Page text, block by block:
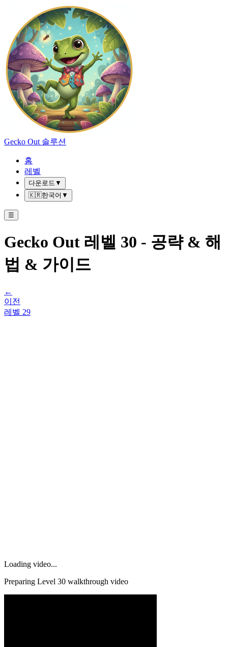
Gecko Out 솔루션
홈
레벨
다운로드 ▼
🇰🇷한국어 ▼
☰
Gecko Out 레벨 30 - 공략 & 해
법 & 가이드
←
이전
레벨 29
Loading video...
Preparing Level 30 walkthrough video